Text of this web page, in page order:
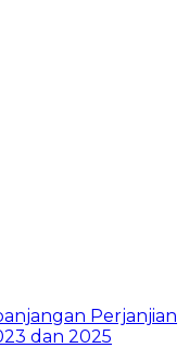
Perjanjian
dan 2025